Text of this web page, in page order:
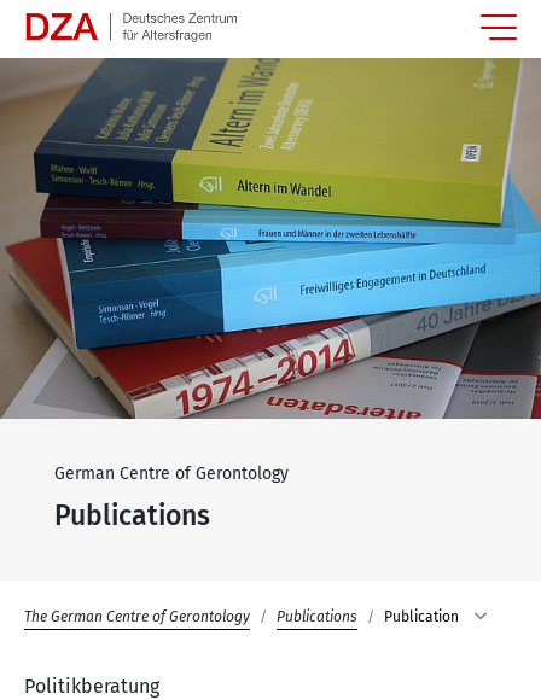
Springe zum Hauptinhalt
German Centre of Gerontology
Publications
The German Centre of Gerontology Publications Publication
Politikberatung